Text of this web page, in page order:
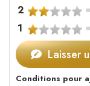
2
1
Laisser
Conditions pour